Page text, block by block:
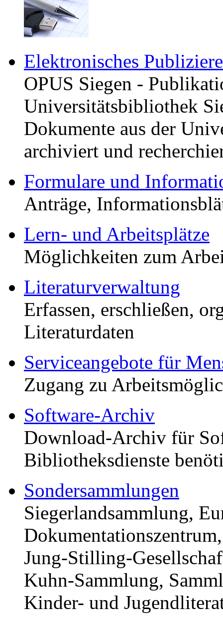
Elektronisches
OPUS Siegen -
Universitätsbibliothek
Dokumente aus der
archiviert und
Formulare und
Anträge,
Lern- und Arbeitsplätze
Möglichkeiten zum
Literaturverwaltung
Erfassen, erschließen,
Literaturdaten
Serviceangebote für
Zugang zu
Software-Archiv
Download-Archiv für
Bibliotheksdienste
Sondersammlungen
Siegerlandsammlung,
Jung-Stilling-
Kuhn-Sammlung,
Kinder- und